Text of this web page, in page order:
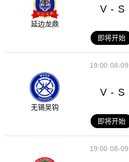
延边龙鼎
V - S
即将开始
08-09
19:00
无锡吴钩
V - S
即将开始
08-09
19:00